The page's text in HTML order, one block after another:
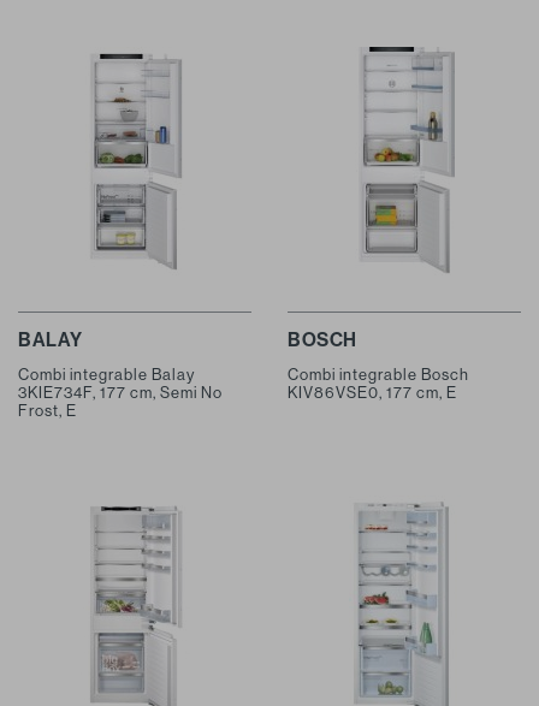
BALAY
Combi integrable Balay
3KIE734F, 177 cm, Semi No
Frost, E
BOSCH
Combi integrable Bosch
KIV86VSE0, 177 cm, E